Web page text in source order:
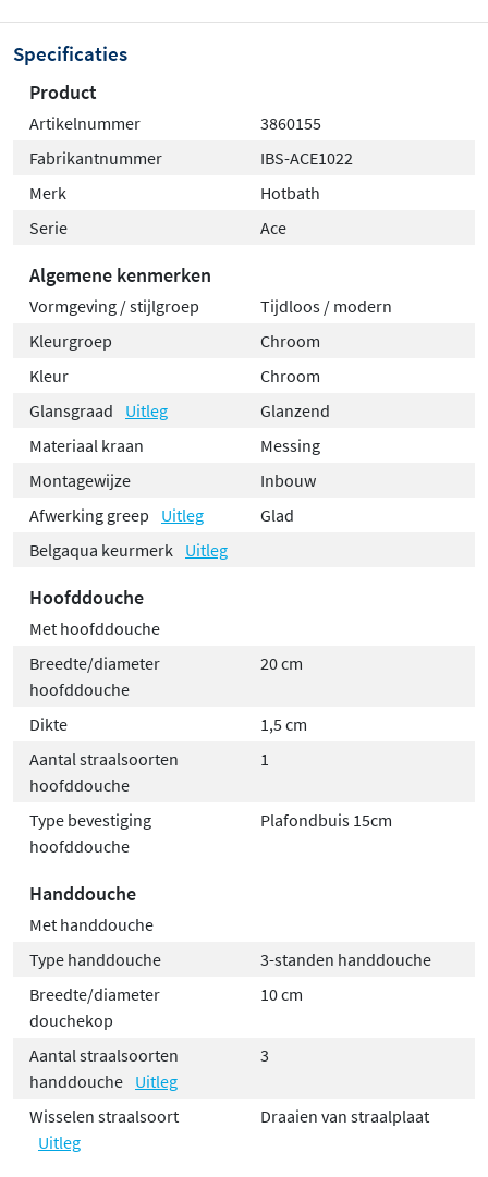
Specificaties
Product
Artikelnummer
3860155
Fabrikantnummer
IBS-ACE1022
Merk
Hotbath
Serie
Ace
Algemene kenmerken
Vormgeving / stijlgroep
Tijdloos / modern
Kleurgroep
Chroom
Kleur
Chroom
Glansgraad
Uitleg
Glanzend
Materiaal kraan
Messing
Montagewijze
Inbouw
Afwerking greep
Uitleg
Glad
Belgaqua keurmerk
Uitleg
Hoofddouche
Met hoofddouche
Breedte/diameter
hoofddouche
20 cm
Dikte
1,5 cm
Aantal straalsoorten
hoofddouche
1
Type bevestiging
hoofddouche
Plafondbuis 15cm
Handdouche
Met handdouche
Type handdouche
3-standen handdouche
Breedte/diameter
douchekop
10 cm
Aantal straalsoorten
handdouche Uitleg
3
Wisselen straalsoort
Uitleg
Draaien van straalplaat